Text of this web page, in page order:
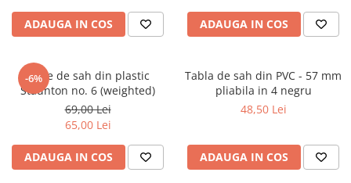
ADAUGA IN COS ADAUGA IN COS
-6%
Piese de sah din plastic
Staunton no. 6 (weighted)
69,00 Lei
65,00 Lei
ADAUGA IN COS
Tabla de sah din PVC - 57 mm
pliabila in 4 negru
48,50 Lei
ADAUGA IN COS